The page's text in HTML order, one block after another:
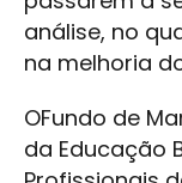
análise, no
na melhoria
OFundo de
da Educação